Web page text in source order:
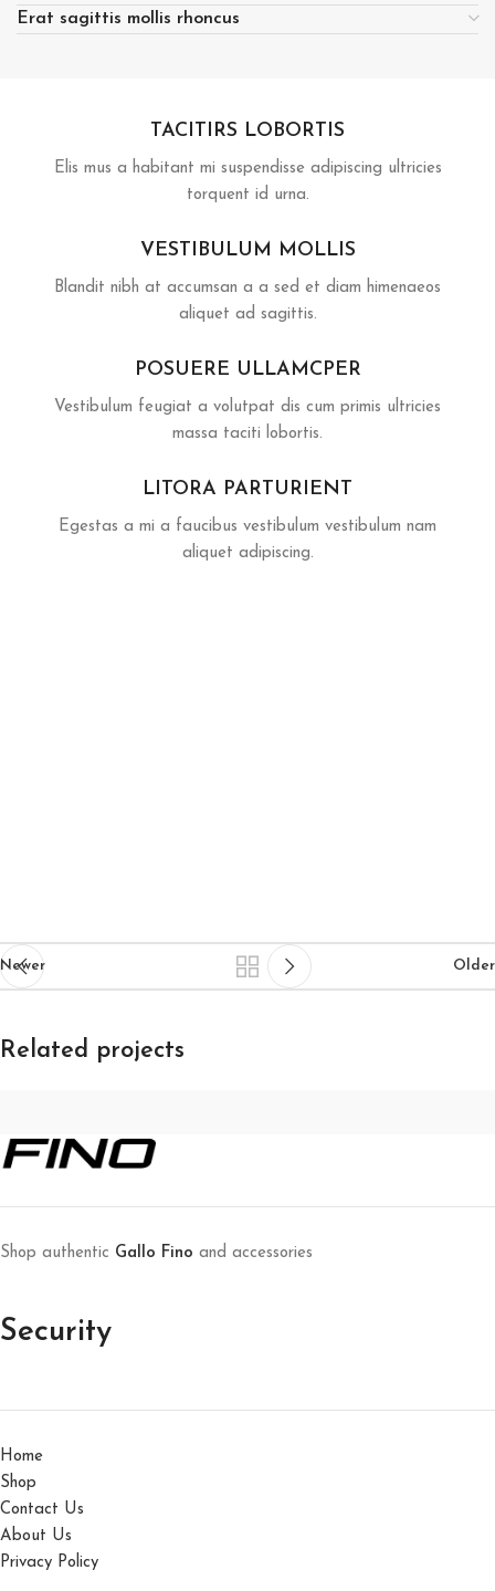
Erat sagittis mollis rhoncus
TACITIRS LOBORTIS
Elis mus a habitant mi suspendisse adipiscing ultricies
torquent id urna.
VESTIBULUM MOLLIS
Blandit nibh at accumsan a a sed et diam himenaeos
aliquet ad sagittis.
POSUERE ULLAMCPER
Vestibulum feugiat a volutpat dis cum primis ultricies
massa taciti lobortis.
LITORA PARTURIENT
Egestas a mi a faucibus vestibulum vestibulum nam
aliquet adipiscing.
Newer Older
Related projects
Kitchen
Suspendisse quam at vestibulum
Shop authentic Gallo Fino and accessories
Security
Home
Shop
Contact Us
About Us
Privacy Policy